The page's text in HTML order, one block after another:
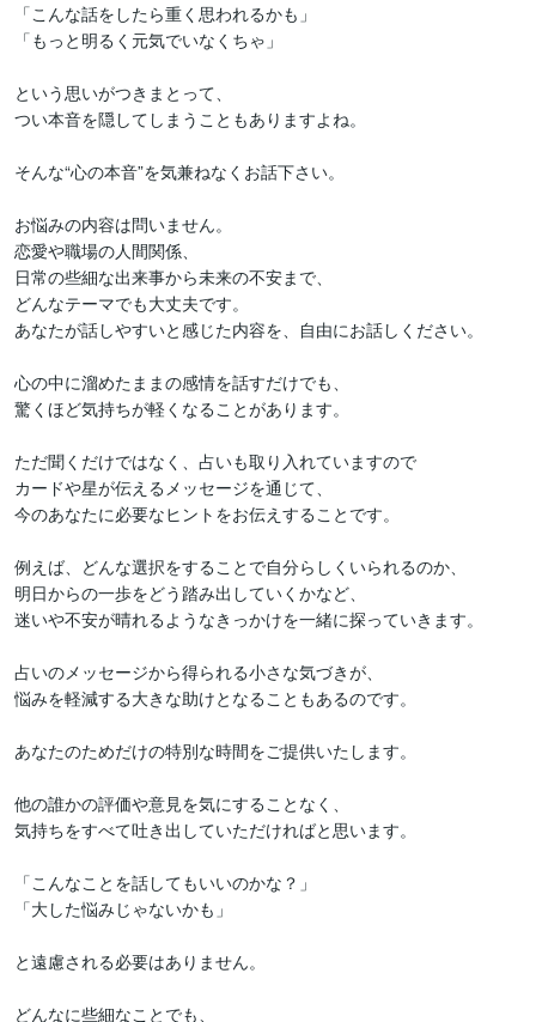
「こんな話をしたら重く思われるかも」
「もっと明るく元気でいなくちゃ」
という思いがつきまとって、
つい本音を隠してしまうこともありますよね。
そんな“心の本音”を気兼ねなくお話下さい。
お悩みの内容は問いません。
恋愛や職場の人間関係、
日常の些細な出来事から未来の不安まで、
どんなテーマでも大丈夫です。
あなたが話しやすいと感じた内容を、自由にお話しください。
心の中に溜めたままの感情を話すだけでも、
驚くほど気持ちが軽くなることがあります。
ただ聞くだけではなく、占いも取り入れていますので
カードや星が伝えるメッセージを通じて、
今のあなたに必要なヒントをお伝えすることです。
例えば、どんな選択をすることで自分らしくいられるのか、
明日からの一歩をどう踏み出していくかなど、
迷いや不安が晴れるようなきっかけを一緒に探っていきます。
占いのメッセージから得られる小さな気づきが、
悩みを軽減する大きな助けとなることもあるのです。
あなたのためだけの特別な時間をご提供いたします。
他の誰かの評価や意見を気にすることなく、
気持ちをすべて吐き出していただければと思います。
「こんなことを話してもいいのかな？」
「大した悩みじゃないかも」
と遠慮される必要はありません。
どんなに些細なことでも、